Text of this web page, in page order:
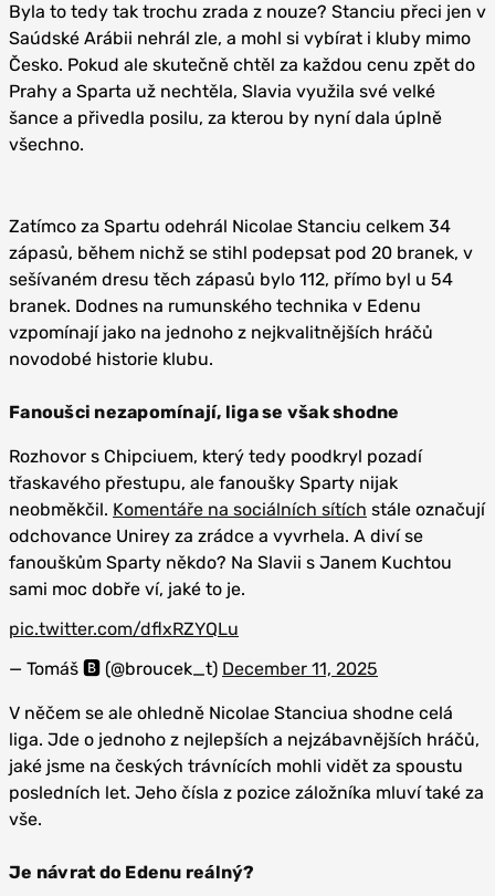
Byla to tedy tak trochu zrada z nouze? Stanciu přeci jen v
Saúdské Arábii nehrál zle, a mohl si vybírat i kluby mimo
Česko. Pokud ale skutečně chtěl za každou cenu zpět do
Prahy a Sparta už nechtěla, Slavia využila své velké
šance a přivedla posilu, za kterou by nyní dala úplně
všechno.
Zatímco za Spartu odehrál Nicolae Stanciu celkem 34
zápasů, během nichž se stihl podepsat pod 20 branek, v
sešívaném dresu těch zápasů bylo 112, přímo byl u 54
branek. Dodnes na rumunského technika v Edenu
vzpomínají jako na jednoho z nejkvalitnějších hráčů
novodobé historie klubu.
Fanoušci nezapomínají, liga se však shodne
Rozhovor s Chipciuem, který tedy poodkryl pozadí
třaskavého přestupu, ale fanoušky Sparty nijak
neobměkčil. Komentáře na sociálních sítích stále označují
odchovance Unirey za zrádce a vyvrhela. A diví se
fanouškům Sparty někdo? Na Slavii s Janem Kuchtou
sami moc dobře ví, jaké to je.
pic.twitter.com/dflxRZYQLu
— Tomáš 🅱️ (@broucek_t) December 11, 2025
V něčem se ale ohledně Nicolae Stanciua shodne celá
liga. Jde o jednoho z nejlepších a nejzábavnějších hráčů,
jaké jsme na českých trávnících mohli vidět za spoustu
posledních let. Jeho čísla z pozice záložníka mluví také za
vše.
Je návrat do Edenu reálný?